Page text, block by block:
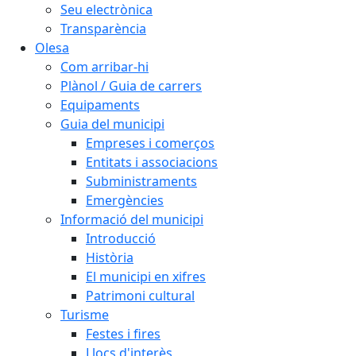
Seu electrònica
Transparència
Olesa
Com arribar-hi
Plànol / Guia de carrers
Equipaments
Guia del municipi
Empreses i comerços
Entitats i associacions
Subministraments
Emergències
Informació del municipi
Introducció
Història
El municipi en xifres
Patrimoni cultural
Turisme
Festes i fires